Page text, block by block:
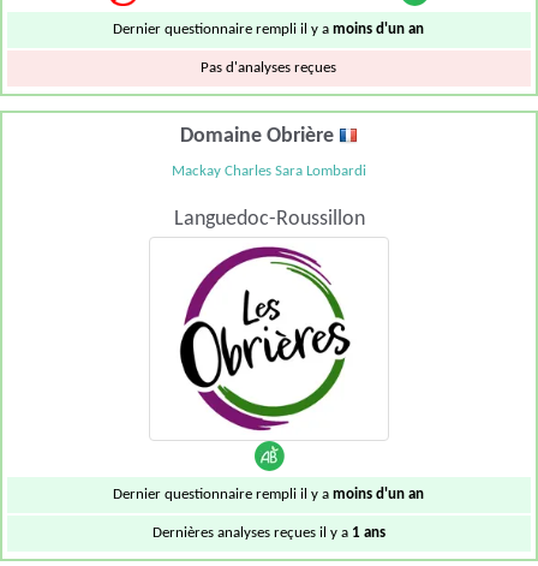
Dernier questionnaire rempli il y amoins d'un an
Pas d'analyses reçues
Domaine Obrière
Mackay Charles Sara Lombardi
Languedoc-Roussillon
Dernier questionnaire rempli il y amoins d'un an
Dernières analyses reçues il y a 1 ans